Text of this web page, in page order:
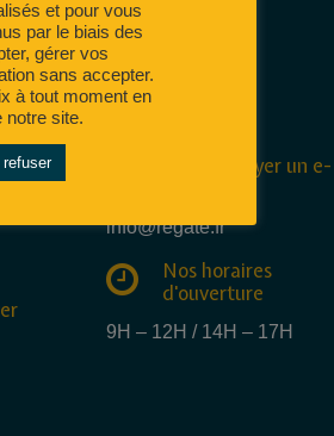
Nous envoyer un e-
info@regate.fr
Nos horaires
d'ouverture
9H – 12H / 14H – 17H
et pour vous
par le biais des
gérer vos
sans accepter.
à tout moment en
notre site.
refuser